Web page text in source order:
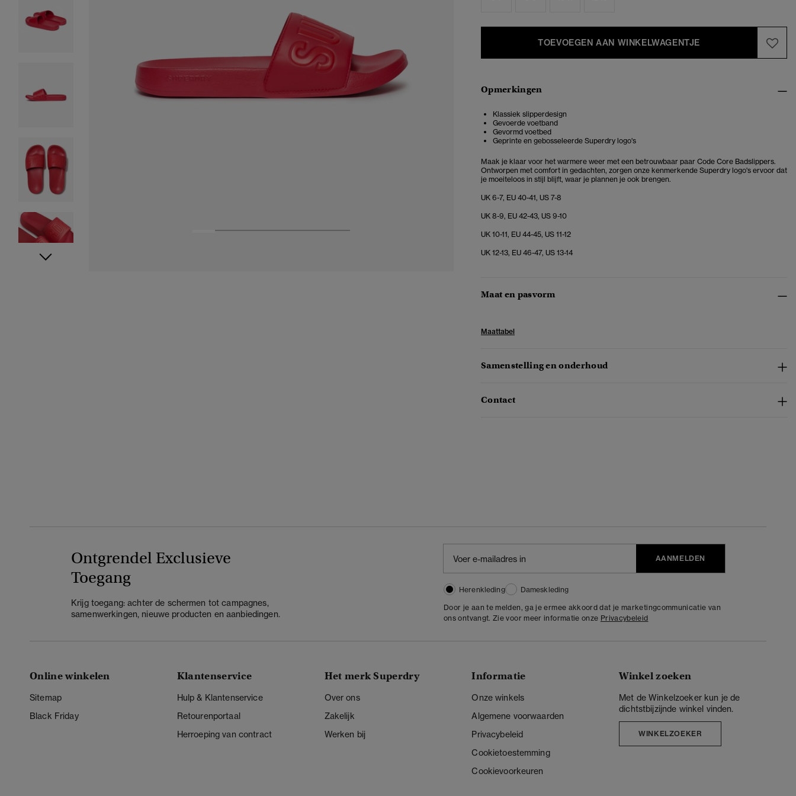
TOEVOEGEN AAN WINKELWAGENTJE
Opmerkingen
Klassiek slipperdesign
Gevoerde voetband
Gevormd voetbed
Geprinte en gebosseleerde Superdry logo's
Maak je klaar voor het warmere weer met een betrouwbaar paar Code Core Badslippers.
Ontworpen met comfort in gedachten, zorgen onze kenmerkende Superdry logo's ervoor dat
je moeiteloos in stijl blijft, waar je plannen je ook brengen.
UK 6-7, EU 40-41, US 7-8
UK 8-9, EU 42-43, US 9-10
UK 10-11, EU 44-45, US 11-12
UK 12-13, EU 46-47, US 13-14
Maat en pasvorm
Maattabel
Samenstelling en onderhoud
Contact
Ontgrendel Exclusieve
Toegang
Krijg toegang: achter de schermen tot campagnes,
samenwerkingen, nieuwe producten en aanbiedingen.
AANMELDEN
Herenkleding
Dameskleding
Door je aan te melden, ga je ermee akkoord dat je marketingcommunicatie van
ons ontvangt. Zie voor meer informatie onze Privacybeleid
Online winkelen
Sitemap
Black Friday
Klantenservice
Hulp & Klantenservice
Retourenportaal
Herroeping van contract
Het merk Superdry
Over ons
Zakelijk
Werken bij
Informatie
Onze winkels
Algemene voorwaarden
Privacybeleid
Cookietoestemming
Cookievoorkeuren
Winkel zoeken
Met de Winkelzoeker kun je de
dichtstbijzijnde winkel vinden.
WINKELZOEKER